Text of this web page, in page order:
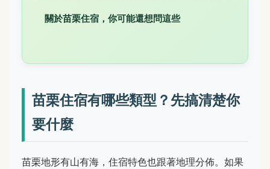
關於苗栗住宿，你可能還想問這些
苗栗住宿有哪些類型？先搞清楚你
要什麼
苗栗地形有山有海，住宿特色也跟著地理分佈。如果